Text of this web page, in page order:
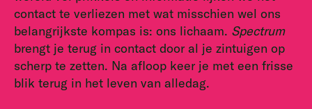
contact te verliezen met wat misschien wel ons
belangrijkste kompas is: ons lichaam. Spectrum
brengt je terug in contact door al je zintuigen op
scherp te zetten. Na afloop keer je met een frisse
blik terug in het leven van alledag.